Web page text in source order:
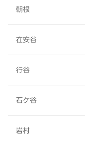
朝根
在安谷
行谷
石ケ谷
岩村